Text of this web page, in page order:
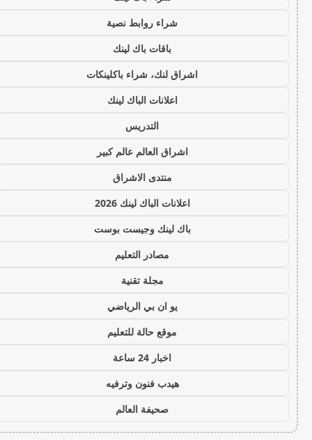
شراء روابط نصية
باقات باك لينك
اشراق لنك، شراء باكلينكات
اعلانات الباك لينك
التدريس
اشراق العالم عالم كبير
منتدى الاشراق
اعلانات الباك لينك 2026
باك لينك وجيست بوست
مصادر التعليم
مجلة تقنية
يو ان بي الرياضي
موقع حالة للتعليم
اخبار 24 ساعة
هيدب فنون وترفيه
صحيفة العالم